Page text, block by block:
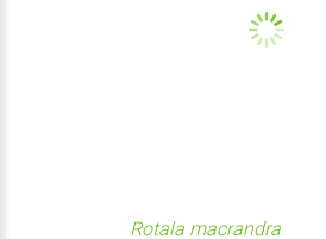
Rotala macrandra